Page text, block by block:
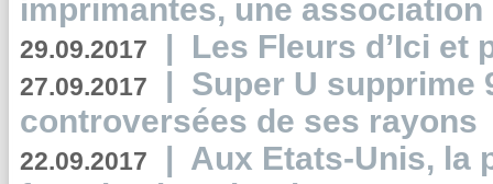
imprimantes, une
29.09.2017 | Les Fleurs d’Ici et
27.09.2017 | Super U supprime
controversées de ses rayons
22.09.2017 | Aux Etats-Unis, la